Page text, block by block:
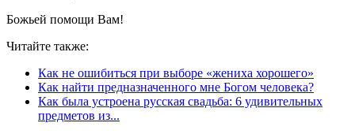
Божьей помощи Вам!
Читайте также:
Как не ошибиться при выборе «жениха хорошего»
Как найти предназначенного мне Богом человека?
Как была устроена русская свадьба: 6 удивительных
предметов из...